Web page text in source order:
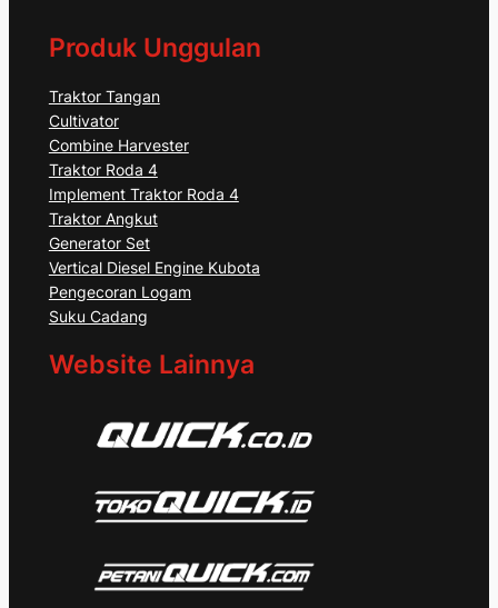
Produk Unggulan
Traktor Tangan
Cultivator
Combine Harvester
Traktor Roda 4
Implement Traktor Roda 4
Traktor Angkut
Generator Set
Vertical Diesel Engine Kubota
Pengecoran Logam
Suku Cadang
Website Lainnya